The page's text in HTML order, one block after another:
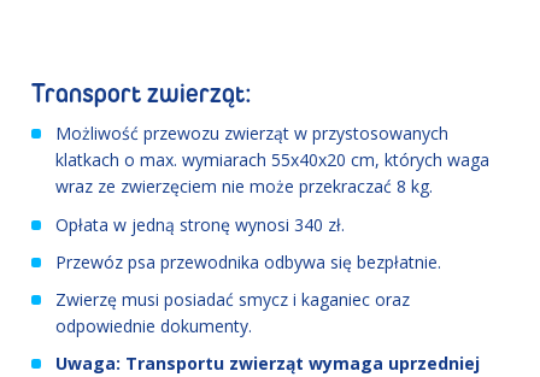
Transport zwierząt:
Możliwość przewozu zwierząt w przystosowanych
klatkach o max. wymiarach 55x40x20 cm, których waga
wraz ze zwierzęciem nie może przekraczać 8 kg.
Opłata w jedną stronę wynosi 340 zł.
Przewóz psa przewodnika odbywa się bezpłatnie.
Zwierzę musi posiadać smycz i kaganiec oraz
odpowiednie dokumenty.
Uwaga: Transportu zwierząt wymaga uprzedniej